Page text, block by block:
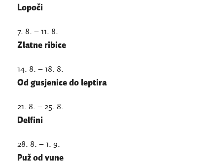
Lopoči
7. 8. – 11. 8.
Zlatne ribice
14. 8. – 18. 8.
Od gusjenice do leptira
21. 8. – 25. 8.
Delfini
28. 8. – 1. 9.
Puž od vune